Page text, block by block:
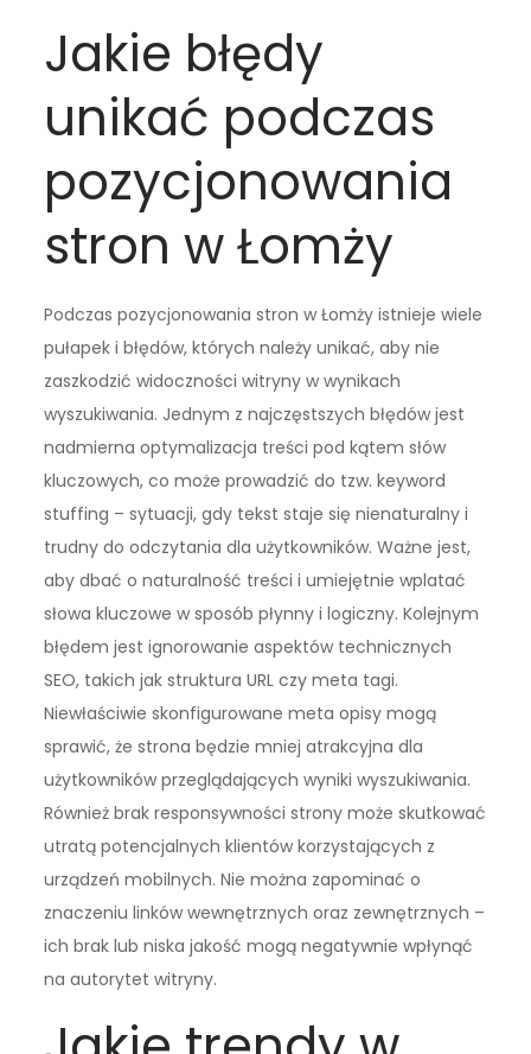
Jakie błędy
unikać podczas
pozycjonowania
stron w Łomży
Podczas pozycjonowania stron w Łomży istnieje wiele
pułapek i błędów, których należy unikać, aby nie
zaszkodzić widoczności witryny w wynikach
wyszukiwania. Jednym z najczęstszych błędów jest
nadmierna optymalizacja treści pod kątem słów
kluczowych, co może prowadzić do tzw. keyword
stuffing – sytuacji, gdy tekst staje się nienaturalny i
trudny do odczytania dla użytkowników. Ważne jest,
aby dbać o naturalność treści i umiejętnie wplatać
słowa kluczowe w sposób płynny i logiczny. Kolejnym
błędem jest ignorowanie aspektów technicznych
SEO, takich jak struktura URL czy meta tagi.
Niewłaściwie skonfigurowane meta opisy mogą
sprawić, że strona będzie mniej atrakcyjna dla
użytkowników przeglądających wyniki wyszukiwania.
Również brak responsywności strony może skutkować
utratą potencjalnych klientów korzystających z
urządzeń mobilnych. Nie można zapominać o
znaczeniu linków wewnętrznych oraz zewnętrznych –
ich brak lub niska jakość mogą negatywnie wpłynąć
na autorytet witryny.